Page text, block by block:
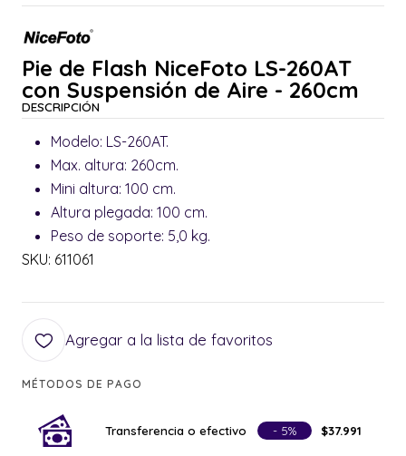
Pie de Flash NiceFoto LS-260AT
con Suspensión de Aire - 260cm
DESCRIPCIÓN
Modelo: LS-260AT.
Max. altura: 260cm.
Mini altura: 100 cm.
Altura plegada: 100 cm.
Peso de soporte: 5,0 kg.
SKU: 611061
Agregar a la lista de favoritos
MÉTODOS DE PAGO
Transferencia o efectivo - 5% $37.991